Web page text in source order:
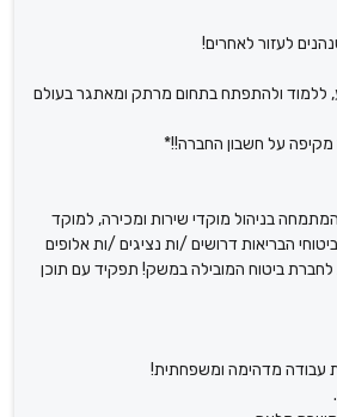
לעזור לאחרים!
ללמוד ולהתפתח בתחום מרתק ומאתגר בעולם
מקיפה על חשבון החברה!!*
בניהול מוקדי שירות ומכירה, למוקד
הבריאות דרושים /ות נציגים /ות אלופים
לחברת ביטוח המובילה במשק! תפקיד עם תוכן
עבודה מדהימה ומשפחתית!